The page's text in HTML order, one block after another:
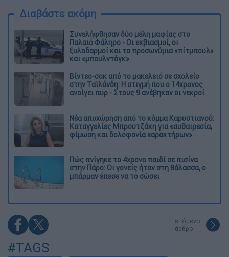
Διαβάστε ακόμη
Συνελήφθησαν δύο μέλη μαφίας στο
Παλαιό Φάληρο - Οι εκβιασμοί, οι
ξυλοδαρμοί και τα προσωνύμια «πίτμπουλ»
και «μπουλντόγκ»
Βίντεο-σοκ από το μακελειό σε σχολείο
στην Ταϊλάνδη: Η στιγμή που ο 14χρονος
ανοίγει πυρ - Στους 9 ανέβηκαν οι νεκροί
Νέα αποχώρηση από το κόμμα Καρυστιανού:
Καταγγελίες Μπρουτζάκη για «αυθαιρεσία,
φίμωση και δολοφονία χαρακτήρων»
Πώς πνίγηκε το 4χρονο παιδί σε πισίνα
στην Πάρο: Οι γονείς ήταν στη θάλασσα, ο
μπάρμαν έπεσε να το σώσει
επόμενο
άρθρο
#TAGS